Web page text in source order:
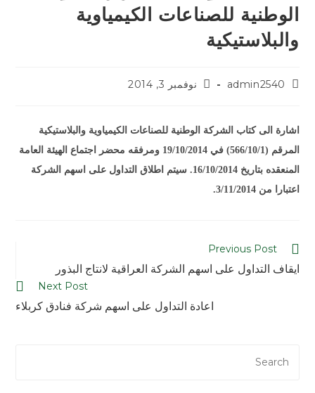
الوطنية للصناعات الكيمياوية
والبلاستيكية
admin2540 نوفمبر 3, 2014
اشارة الى كتاب الشركة الوطنية للصناعات الكيمياوية والبلاستيكية
المرقم (566/10/1) في 19/10/2014 ومرفقه محضر اجتماع الهيئة العامة
المنعقده بتاريخ 16/10/2014. سيتم اطلاق التداول على اسهم الشركة
اعتبارا من 3/11/2014.
Previous Post
ايقاف التداول على اسهم الشركة العراقية لانتاج البذور
Next Post
اعادة التداول على اسهم شركة فنادق كربلاء